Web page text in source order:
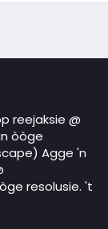
reejaksie @
òòge
Agge 'n
resolusie. 't